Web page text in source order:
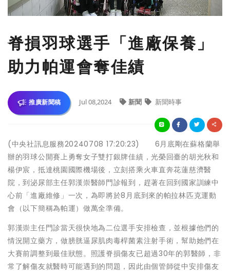
脊損羽球選手「進廠保養」
助力帕運會奪佳績
推廣新聞稿 Jul 08,2024 新聞 新聞時事
(中央社訊息服務20240708 17:20:23) 6月底剛在蘇格蘭舉
辦的羽球公開賽上勇奪女子雙打銀牌佳績，光榮回臺的胡光秋和
楊伊宸，抵達桃園國際機場後，立刻搭乘火車直奔花蓮慈濟醫
院，到泌尿部主任郭漢崇醫師門診報到，趕著在回到國家訓練中
心前「進廠維修」一次，為即將於8月底到來的帕拉林匹克運動
會（以下簡稱為帕運）做萬全準備。
郭漢崇主任門診當天很快地為二位選手安排檢查，並根據他們的
情況開立藥方，做膀胱逼尿肌肉毒桿菌素注射手術，幫助她們在
大賽前調整到最佳狀態。照護脊損傷友已超過30年的郭醫師，非
常了解傷友就醫時可能遇到的問題，因此由個管師從中安排傷友